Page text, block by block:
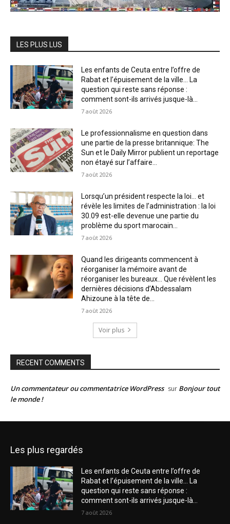
LES PLUS LUS
Les enfants de Ceuta entre l’offre de
Rabat et l’épuisement de la ville… La
question qui reste sans réponse :
comment sont-ils arrivés jusque-là...
7 août 2026
Le professionnalisme en question dans
une partie de la presse britannique: The
Sun et le Daily Mirror publient un reportage
non étayé sur l’affaire...
7 août 2026
Lorsqu’un président respecte la loi… et
révèle les limites de l’administration : la loi
30.09 est-elle devenue une partie du
problème du sport marocain...
7 août 2026
Quand les dirigeants commencent à
réorganiser la mémoire avant de
réorganiser les bureaux… Que révèlent les
dernières décisions d’Abdessalam
Ahizoune à la tête de...
7 août 2026
Voir plus
RECENT COMMENTS
Un commentateur ou commentatrice WordPress sur Bonjour tout
le monde !
Les plus regardés
Les enfants de Ceuta entre l’offre de
Rabat et l’épuisement de la ville… La
question qui reste sans réponse :
comment sont-ils arrivés jusque-là...
7 août 2026